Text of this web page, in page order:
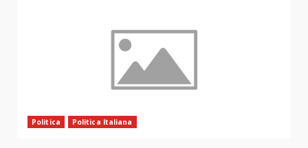
Politica Politica Italiana